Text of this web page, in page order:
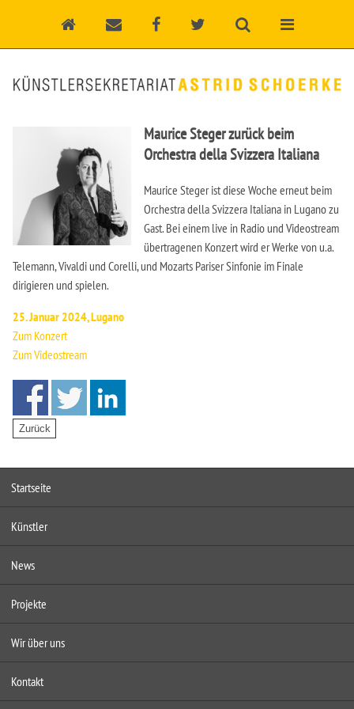
Maurice Steger zurück beim
Orchestra della Svizzera Italiana
Maurice Steger ist diese Woche erneut beim
Orchestra della Svizzera Italiana in Lugano zu
Gast. Bei einem live in Radio und Videostream
übertragenen Konzert wird er Werke von u.a.
Telemann, Vivaldi und Corelli, und Mozarts Pariser Sinfonie im Finale
dirigieren und spielen.
25. Januar 2024, Lugano
Zum Konzert
Zum Videostream
Startseite
Künstler
News
Projekte
Wir über uns
Kontakt